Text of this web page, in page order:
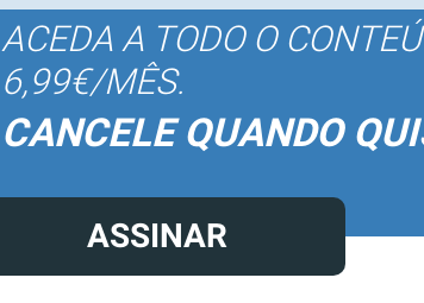
ACEDA A TODO O
6,99€/MÊS.
CANCELE QUANDO
ASSINAR